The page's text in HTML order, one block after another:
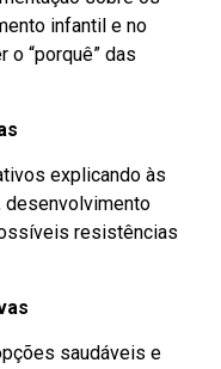
infantil e no
o “porquê” das
explicando às
desenvolvimento
resistências
saudáveis e